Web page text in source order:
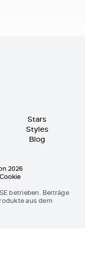
Stars
Styles
Blog
2026
betrieben. Beiträge
aus dem